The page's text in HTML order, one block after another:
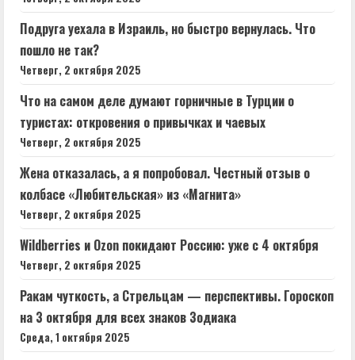
Подруга уехала в Израиль, но быстро вернулась. Что
пошло не так?
Четверг, 2 октября 2025
Что на самом деле думают горничные в Турции о
туристах: откровения о привычках и чаевых
Четверг, 2 октября 2025
Жена отказалась, а я попробовал. Честный отзыв о
колбасе «Любительская» из «Магнита»
Четверг, 2 октября 2025
Wildberries и Ozon покидают Россию: уже с 4 октября
Четверг, 2 октября 2025
Ракам чуткость, а Стрельцам — перспективы. Гороскоп
на 3 октября для всех знаков Зодиака
Среда, 1 октября 2025